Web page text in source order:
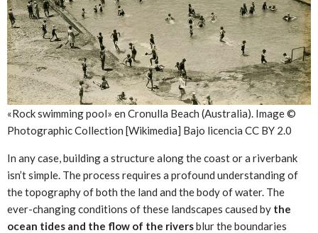
«Rock swimming pool» en Cronulla Beach (Australia). Image ©
Photographic Collection [Wikimedia] Bajo licencia CC BY 2.0
In any case, building a structure along the coast or a riverbank
isn’t simple. The process requires a profound understanding of
the topography of both the land and the body of water. The
ever-changing conditions of these landscapes caused by the
ocean tides and the flow of the riversblur the boundaries